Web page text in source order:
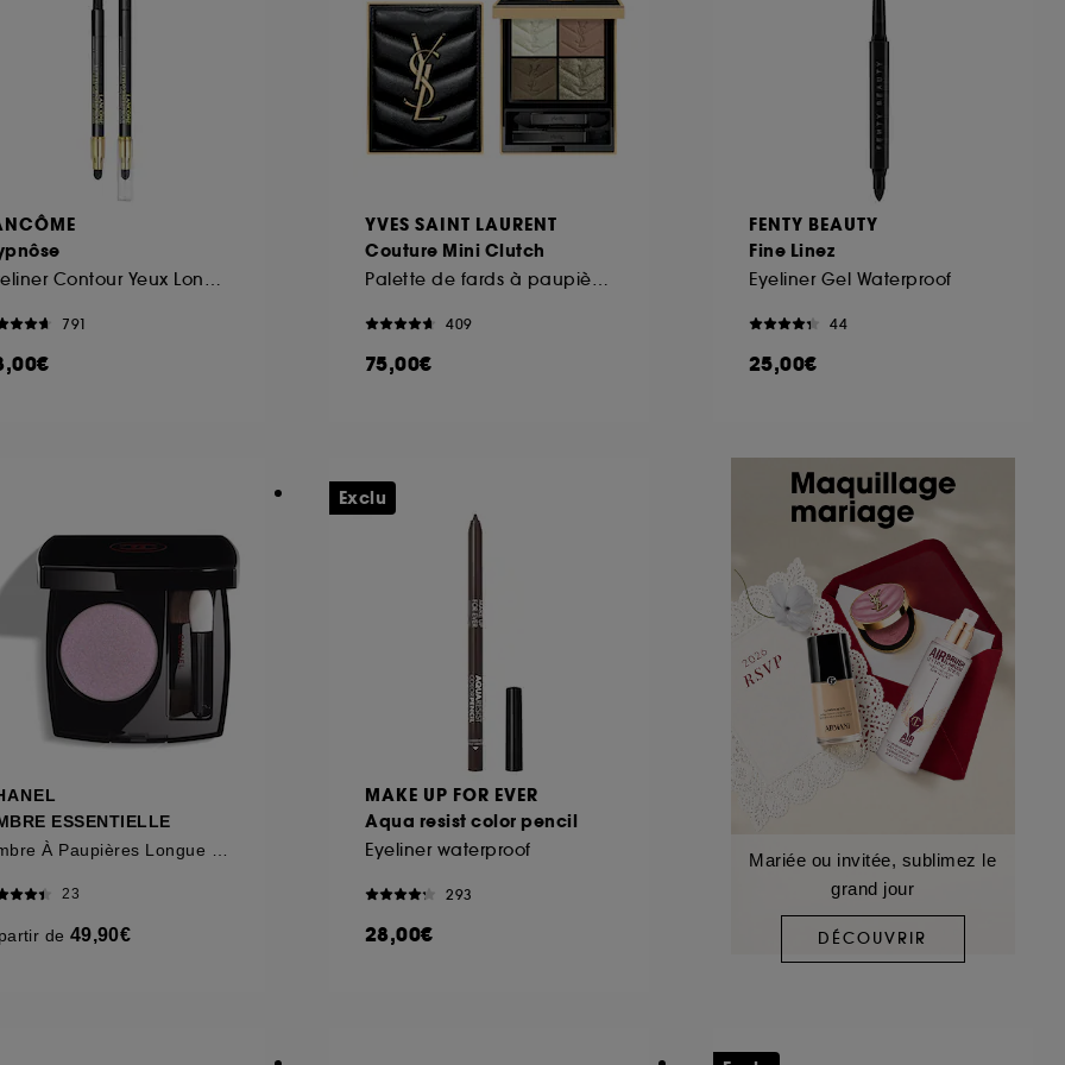
791
YVES SAINT LAURENT
Couture Mini Clutch
409
75,00€
FENTY BEAUTY
Fine Linez
Eyeliner Gel Waterproof
44
25,00€
ESSENTIELLE
23
de 49,90€
MAKE UP FOR EVER
Aqua resist color pencil
Eyeliner waterproof
293
28,00€
Exclu
Mariée ou invitée, sublimez le
grand jour
DÉCOUVRIR
et la lecture de ces traceurs requiert votre accord. Vous pouvez personnaliser vos choix concernant
mes choix" ci-dessous ou décider de "tout accepter". Sephora pourra associer les
Cookies, pour les finalités acceptées, avec les données personnelles collectées ou générées lors
refuser tous les cookies, cliques sur "continuer sans accepter". Voous pouvez à tout moment choisir
obtenir plus d'information sur les cookies utilisés,